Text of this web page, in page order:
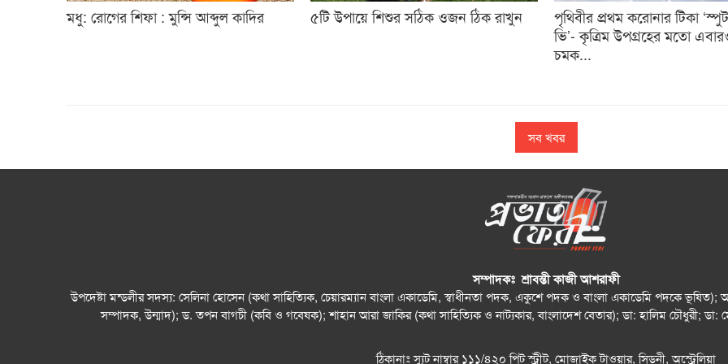
মধু: রোগের শিফা : মুন্সি আব্দুল কাদির ৫টি উপায়ে শিশুর সঠিক ওজন ঠিক রাখুন
পৃথিবীর প্রথম করোনার টিকা
ভি’- কৃত্রিম উপগ্রহের মতো
চমক...
সব খবর
সম্পাদকঃ শ্রাবন্তী কাজী আশরাফী
উপদেষ্টা মন্ডলীর সদস্য: সেলিনা হোসেন (কথা সাহিত্যিক, চেয়ারম্যান বাংলা একাডেমি, স্বাধীনতা পদক, একুশে পদক ও বাংলা একাডেমি পদকে ভূষিত);
সম্পাদক, উন্মাদ); ড. তপন বাগচী (কবি ও গবেষক); শাহান আরা জাকির (কথা সাহিত্যিক ও নাট্যকার, বাংলাদেশ বেতার); ডা: হালিম
ঠিকানাঃ স্যুট নাম্বার ১১১/৪২০ পিট স্ট্রীট, মোজাইক টাওয়ার, সিডনী, অস্ট্রেলিয়া